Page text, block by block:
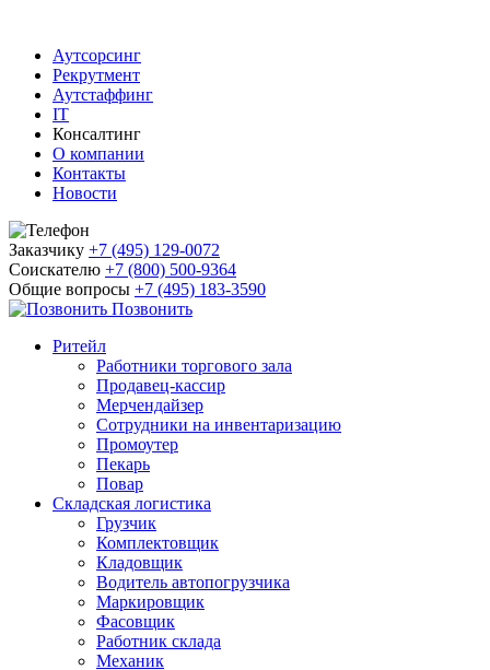
Аутсорсинг
Рекрутмент
Аутстаффинг
IT
Консалтинг
О компании
Контакты
Новости
Заказчику +7 (495) 129-0072
Соискателю +7 (800) 500-9364
Общие вопросы +7 (495) 183-3590
Позвонить
Ритейл
Работники торгового зала
Продавец-кассир
Мерчендайзер
Сотрудники на инвентаризацию
Промоутер
Пекарь
Повар
Складская логистика
Грузчик
Комплектовщик
Кладовщик
Водитель автопогрузчика
Маркировщик
Фасовщик
Работник склада
Механик